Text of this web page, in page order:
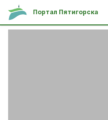
Портал Пятигорска